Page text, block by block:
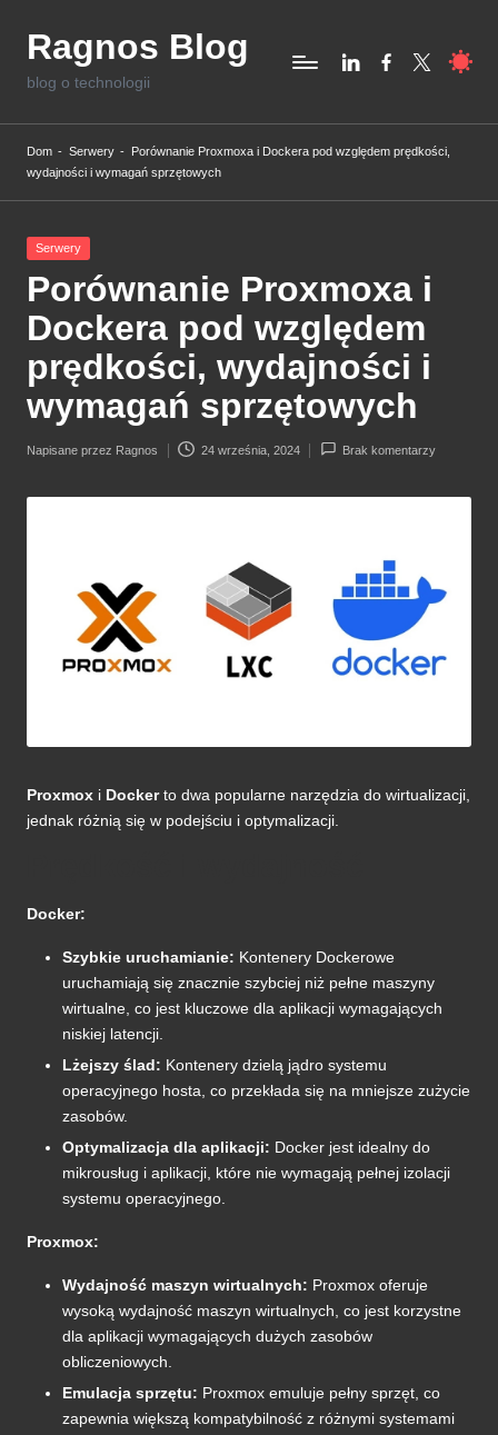
Ragnos Blog
blog o technologii
linkedin,com
facebook.com
twitter.com
Dom - Serwery - Porównanie Proxmoxa i Dockera pod względem prędkości,
wydajności i wymagań sprzętowych
Posted
Serwery
Porównanie Proxmoxa i
Dockera pod względem
prędkości, wydajności i
wymagań sprzętowych
Posted
Napisane przez Ragnos 24 września, 2024 Brak komentarzy
Proxmox i Dockerto dwa popularne narzędzia do wirtualizacji,
jednak różnią się w podejściu i optymalizacji.
Docker:
Szybkie uruchamianie: Kontenery Dockerowe
uruchamiają się znacznie szybciej niż pełne maszyny
wirtualne, co jest kluczowe dla aplikacji wymagających
niskiej latencji.
Lżejszy ślad: Kontenery dzielą jądro systemu
operacyjnego hosta, co przekłada się na mniejsze zużycie
zasobów.
Optymalizacja dla aplikacji: Docker jest idealny do
mikrousług i aplikacji, które nie wymagają pełnej izolacji
systemu operacyjnego.
Proxmox:
Wydajność maszyn wirtualnych: Proxmox oferuje
wysoką wydajność maszyn wirtualnych, co jest korzystne
dla aplikacji wymagających dużych zasobów
obliczeniowych.
Emulacja sprzętu: Proxmox emuluje pełny sprzęt, co
zapewnia większą kompatybilność z różnymi systemami